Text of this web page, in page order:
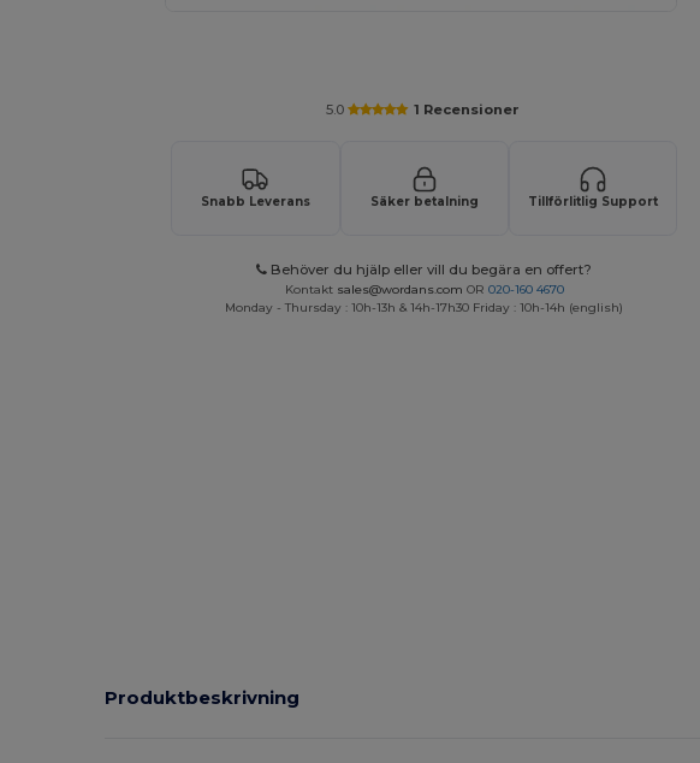
5.0 1 Recensioner
Snabb Leverans Säker betalning Tillförlitlig Support
Behöver du hjälp eller vill du begära en offert?
Kontakt sales@wordans.com OR 020-160 4670
Monday - Thursday : 10h-13h & 14h-17h30 Friday : 10h-14h (english)
Produktbeskrivning